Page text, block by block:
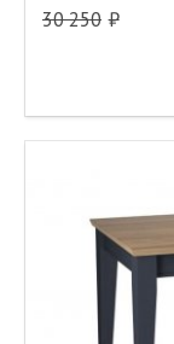
30 250